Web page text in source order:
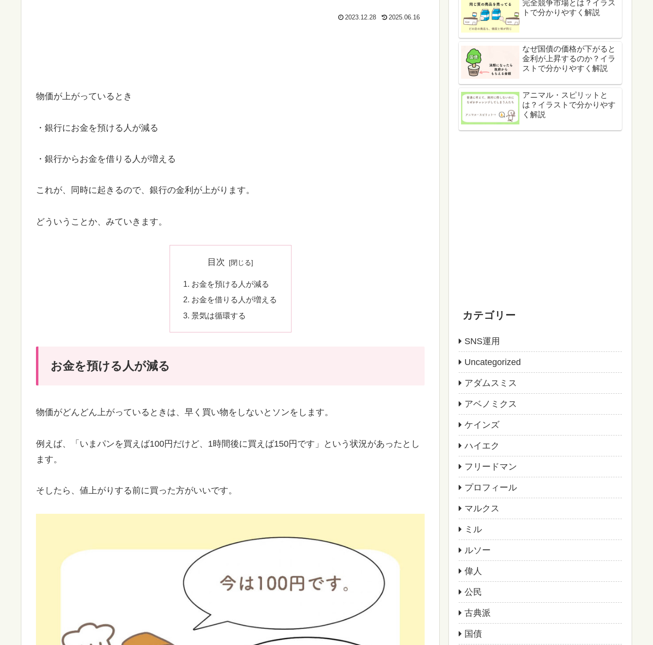
2023.12.28 2025.06.16
物価が上がっているとき
・銀行にお金を預ける人が減る
・銀行からお金を借りる人が増える
これが、同時に起きるので、銀行の金利が上がります。
どういうことか、みていきます。
目次
お金を預ける人が減る
お金を借りる人が増える
景気は循環する
お金を預ける人が減る
物価がどんどん上がっているときは、早く買い物をしないとソンをします。
例えば、「いまパンを買えば100円だけど、1時間後に買えば150円です」という状況があったとし
ます。
そしたら、値上がりする前に買った方がいいです。
完全競争市場とは？イラス
トで分かりやすく解説
なぜ国債の価格が下がると
金利が上昇するのか？イラ
ストで分かりやすく解説
アニマル・スピリットと
は？イラストで分かりやす
く解説
カテゴリー
SNS運用
Uncategorized
アダムスミス
アベノミクス
ケインズ
ハイエク
フリードマン
プロフィール
マルクス
ミル
ルソー
偉人
公民
古典派
国債